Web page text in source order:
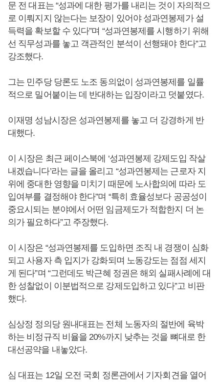
문 전 대표는 “성과에 대한 평가를 내리는 것이 자의적으
로 이뤄지지 않는다는 보장이 있어야 성과연봉제가 설
득력을 확보할 수 있다”며 “성과연봉제를 시행하기 위해
선 직무성과를 놓고 객관적인 분석이 선행돼야 한다”고
강조했다.
그는 민주당 당론도 노조 동의없이 성과연봉제를 일률
적으로 밀어붙이는 데 반대하는 입장이라고 덧붙였다.
이재명 성남시장은 성과연봉제를 놓고 더 강경하게 반
대했다.
이 시장은 최근 페이스북에 ‘성과연봉제 강제도입 작살
내겠습니다’라는 글을 올리고 “성과연봉제는 근로자 지
위에 중대한 영향을 미치기 때문에 노사합의에 따라 도
입여부를 결정해야 한다”며 “특히 효율성보다 공공성이
중요시되는 분야에서 어떤 임금제도가 적합한지 더 논
의가 필요하다”고 주장했다.
이 시장은 “성과연봉제를 도입하면 조직 내 경쟁이 심화
되고 사용자 측 입지가 강화되며 노동강도는 점점 세지
게 된다”며 “그런데도 박근혜 정권은 해외 실패사례에 대
한 성찰없이 이분법적으로 강제도입하고 있다”고 비판
했다.
심상정 정의당 원내대표는 전체 노동자의 절반에 육박
하는 비정규직 비율을 20%까지 낮추는 것을 뼈대로 한
대선공약을 내놓았다.
심 대표는 12일 오전 국회 정론관에서 기자회견을 열어